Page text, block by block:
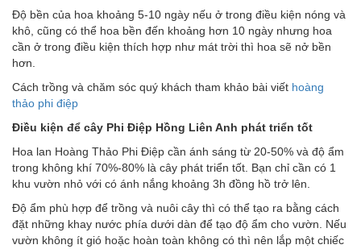
Độ bền của hoa khoảng 5-10 ngày nếu ở trong điều kiện nóng và
khô, cũng có thể hoa bền đến khoảng hơn 10 ngày nhưng hoa
cần ở trong điều kiện thích hợp như mát trời thì hoa sẽ nở bền
hơn.
Cách trồng và chăm sóc quý khách tham khảo bài viết hoàng
thảo phi điệp
Điều kiện để cây Phi Điệp Hồng Liên Anh phát triển tốt
Hoa lan Hoàng Thảo Phi Điệp cần ánh sáng từ 20-50% và độ ẩm
trong không khí 70%-80% là cây phát triển tốt. Bạn chỉ cần có 1
khu vườn nhỏ với có ánh nắng khoảng 3h đồng hồ trở lên.
Độ ẩm phù hợp để trồng và nuôi cây thì có thể tạo ra bằng cách
đặt những khay nước phía dưới dàn để tạo độ ẩm cho vườn. Nếu
vườn không ít gió hoặc hoàn toàn không có thì nên lắp một chiếc